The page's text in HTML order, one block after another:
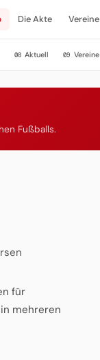
Die Akte Vereine
08 Aktuell 09 Vereine
Fußballs.
für
mehreren